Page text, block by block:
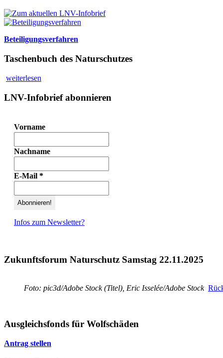
Beteiligungsverfahren
Taschenbuch des Naturschutzes
weiterlesen
LNV-Infobrief abonnieren
Vorname
Nachname
E-Mail *
Infos zum Newsletter?
Zukunftsforum Naturschutz Samstag 22.11.2025
Foto: pic3d/Adobe Stock (Titel), Eric Isselée/Adobe Stock
Ausgleichsfonds für Wolfschäden
Antrag stellen